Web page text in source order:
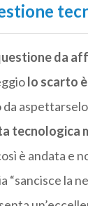
da
lo scarto
da
tecnologica
è andata e
“sancisce la